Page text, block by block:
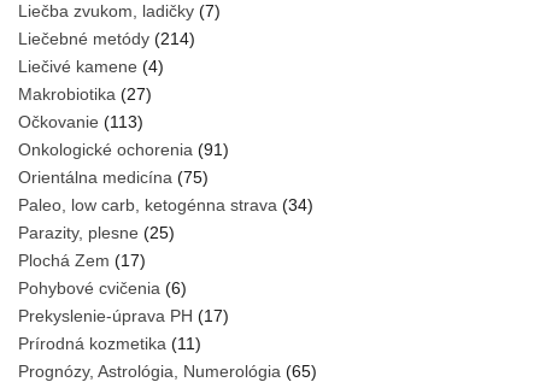
Liečba zvukom, ladičky (7)
Liečebné metódy (214)
Liečivé kamene (4)
Makrobiotika (27)
Očkovanie (113)
Onkologické ochorenia (91)
Orientálna medicína (75)
Paleo, low carb, ketogénna strava (34)
Parazity, plesne (25)
Plochá Zem (17)
Pohybové cvičenia (6)
Prekyslenie-úprava PH (17)
Prírodná kozmetika (11)
Prognózy, Astrológia, Numerológia (65)